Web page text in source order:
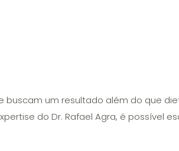
buscam um resultado além do que
do Dr. Rafael Agra, é possível